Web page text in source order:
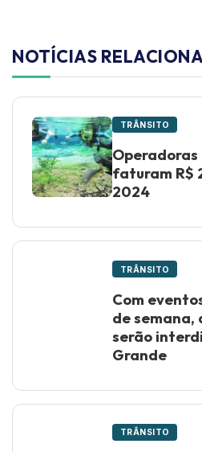
NOTÍCIAS
TRÂNSITO
faturam R$
2024
TRÂNSITO
Com
de semana,
serão
Grande
TRÂNSITO